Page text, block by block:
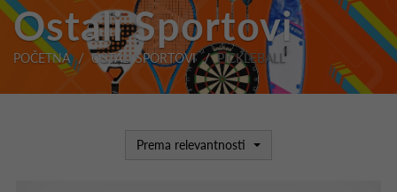
Ostali Sportovi
POČETNA OSTALI SPORTOVI PICKLEBALL
Prema relevantnosti